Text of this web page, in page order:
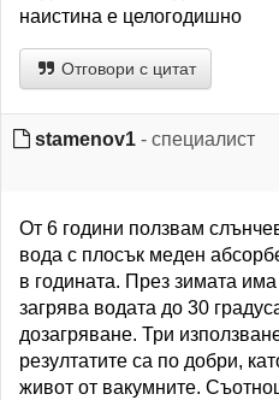
наистина е целогодишно
Отговори с цитат
stamenov1 - специалист
От 6 години ползвам
вода с плосък меден
в годината. През зимата
загрява водата до 30
дозагряване. Три
резултатите са по добри,
живот от вакумните.